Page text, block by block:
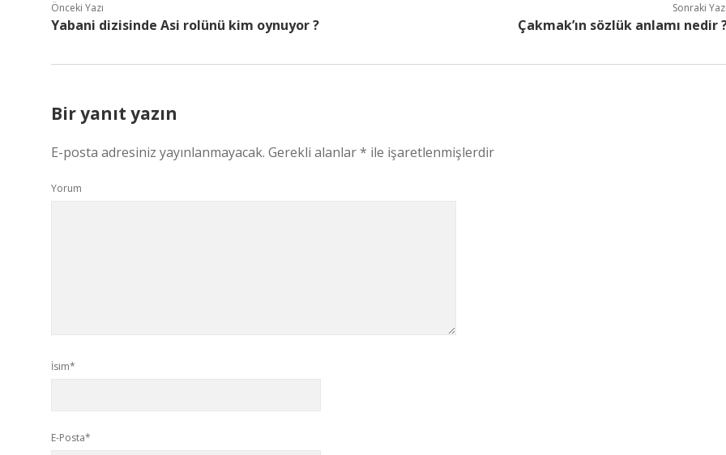
Önceki Yazı
Yabani dizisinde Asi rolünü kim oynuyor ?
Sonraki
Çakmak’ın sözlük anlamı nedir
Bir yanıt yazın
E-posta adresiniz yayınlanmayacak. Gerekli alanlar* ile işaretlenmişlerdir
Yorum
İsim*
E-Posta*